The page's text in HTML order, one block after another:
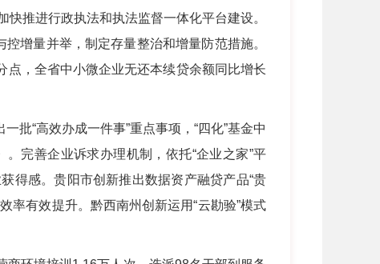
快推进行政执法和执法监督一体化平台建设。
增量并举，制定存量整治和增量防范措施。
，全省中小微企业无还本续贷余额同比增长
批“高效办成一件事”重点事项，“四化”基金中
完善企业诉求办理机制，依托“企业之家”平
得感。贵阳市创新推出数据资产融贷产品“贵
率有效提升。黔西南州创新运用“云勘验”模式